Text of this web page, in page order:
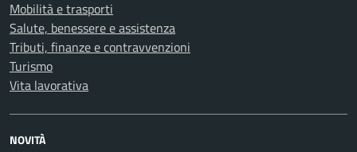
Mobilità e trasporti
Salute, benessere e assistenza
Tributi, finanze e contravvenzioni
Turismo
Vita lavorativa
NOVITÀ